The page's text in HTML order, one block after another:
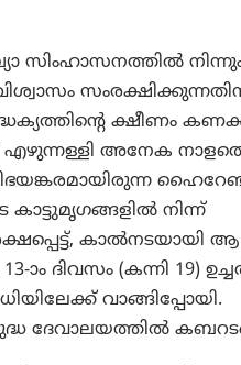
സിംഹാസനത്തില്‍
ക്ഷീണം
എഴുന്നള്ളി അനേക
നിന്ന്
കാല്‍നടയായി ആ
ദിവസം (കന്നി 19)
വാങ്ങിപ്പോയി.
ദേവാലയത്തില്‍